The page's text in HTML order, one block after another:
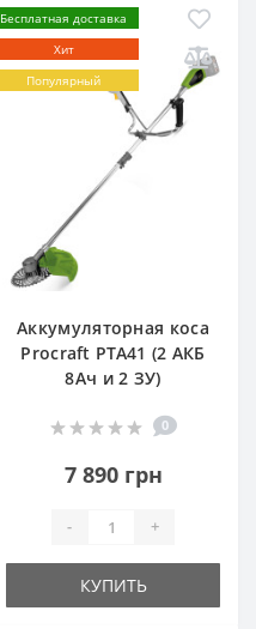
Бесплатная доставка
Хит
Популярный
Аккумуляторная коса
Procraft PTA41 (2 АКБ
8Ач и 2 ЗУ)
0
7 890 грн
- +
КУПИТЬ